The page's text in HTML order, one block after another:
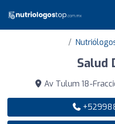
Salud
Av Tulum 18-